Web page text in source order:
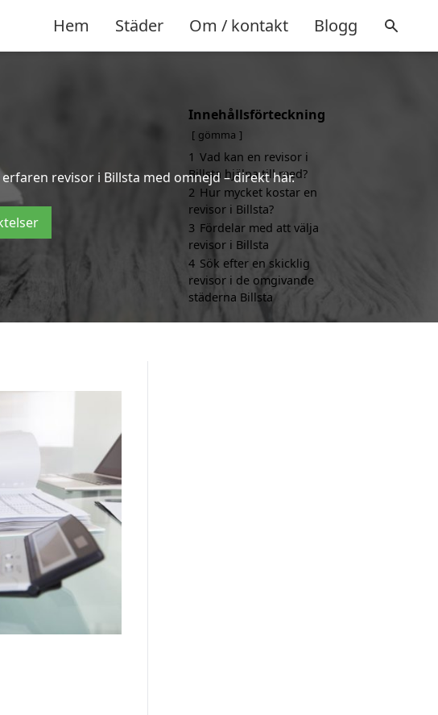
Hem Städer Om / kontakt Blogg
revisor i Billsta med omnejd – direkt här.
Innehållsförteckning
gömma
1 Vad kan en revisor i
Billsta hjälpa till med?
2 Hur mycket kostar en
revisor i Billsta?
3 Fördelar med att välja
revisor i Billsta
4 Sök efter en skicklig
revisor i de omgivande
städerna Billsta